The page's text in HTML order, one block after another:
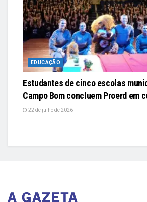
EDUCAÇÃO
Estudantes de cinco escolas
Campo Bom concluem Proerd em
22 de julho de 2026